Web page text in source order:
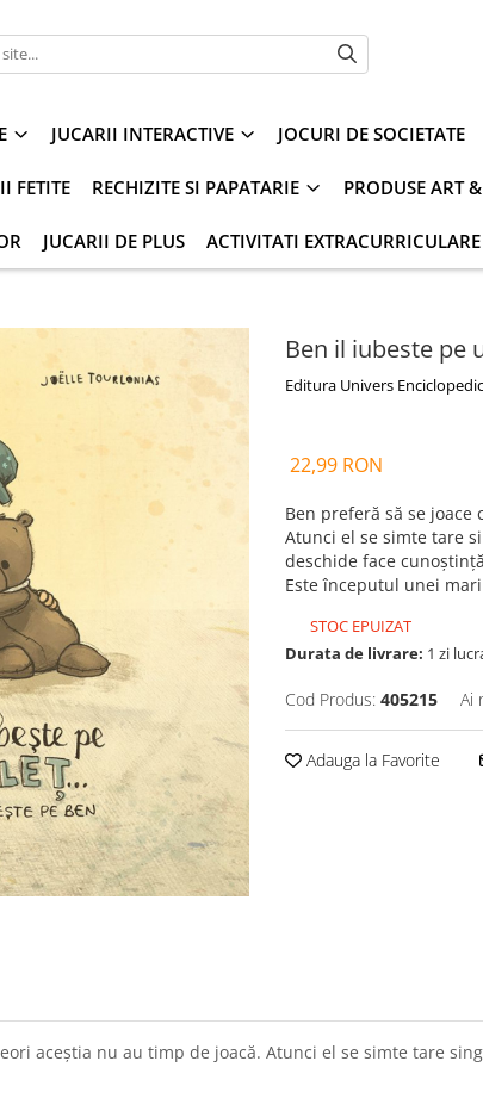
JUCARII INTERACTIVE JOCURI DE SOCIETATE
FETITE RECHIZITE SI PAPATARIE PRODUSE ART
JUCARII DE PLUS ACTIVITATI EXTRACURRICULARE
Ben il iubeste pe
Editura Univers Enciclopedic
22,99 RON
Ben preferă să se
Atunci el se simte tare
deschide face
Este începutul unei
STOC EPUIZAT
Durata de livrare: 1 zi
Cod Produs: 405215 Ai
Adauga la Favorite
aceştia nu au timp de joacă. Atunci el se simte tare